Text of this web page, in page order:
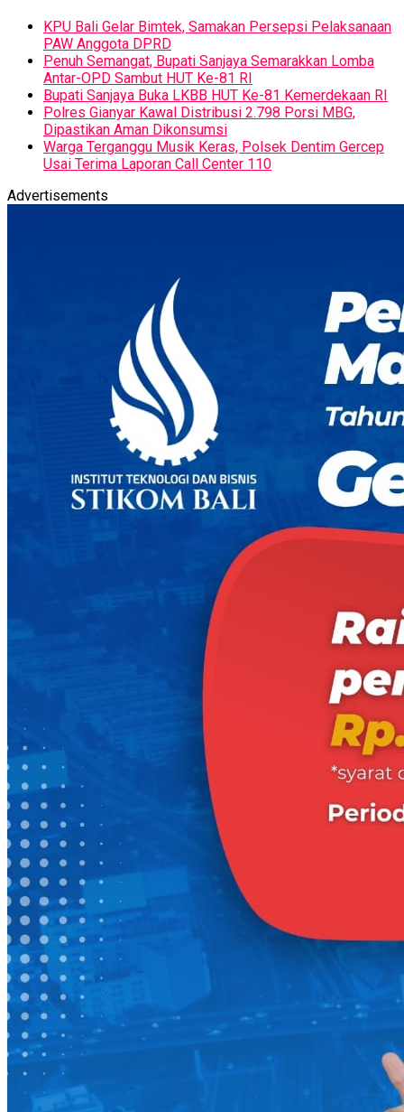
KPU Bali Gelar Bimtek, Samakan Persepsi Pelaksanaan
PAW Anggota DPRD
Penuh Semangat, Bupati Sanjaya Semarakkan Lomba
Antar-OPD Sambut HUT Ke-81 RI
Bupati Sanjaya Buka LKBB HUT Ke-81 Kemerdekaan RI
Polres Gianyar Kawal Distribusi 2.798 Porsi MBG,
Dipastikan Aman Dikonsumsi
Warga Terganggu Musik Keras, Polsek Dentim Gercep
Usai Terima Laporan Call Center 110
Advertisements